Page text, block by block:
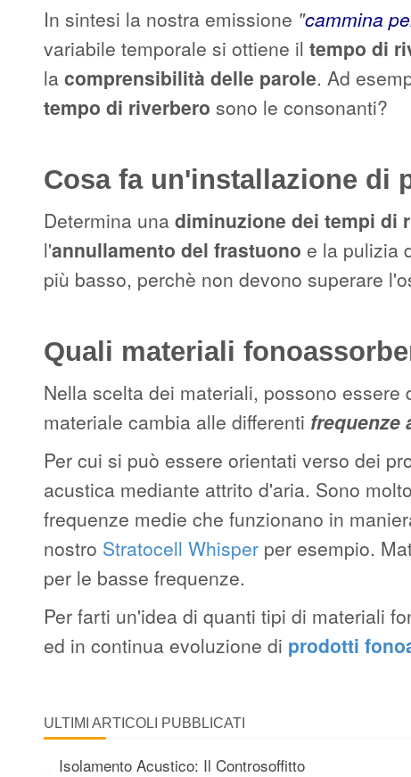
In sintesi la nostra emissione "cammina
variabile temporale si ottiene il tempo di
la comprensibilità delle parole. Ad
tempo di riverbero sono le consonanti?
Cosa fa un'installazione di
Determina una diminuzione dei tempi di
l'annullamento del frastuono e la pulizia
più basso, perchè non devono superare
Quali materiali
Nella scelta dei materiali, possono
materiale cambia alle differenti frequenze
Per cui si può essere orientati verso dei
acustica mediante attrito d'aria. Sono
frequenze medie che funzionano in
nostro Stratocell Whisper per esempio.
per le basse frequenze.
Per farti un'idea di quanti tipi di materiali
ed in continua evoluzione di prodotti
ULTIMI ARTICOLI PUBBLICATI
Isolamento Acustico: Il Controsoffitto